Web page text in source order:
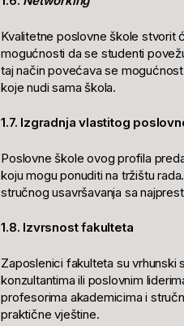
Kvalitetne poslovne škole stvorit
mogućnosti da se studenti
taj način povećava se
koje nudi sama škola.
1.7. Izgradnja vlastitog
Poslovne škole ovog profila
koju mogu ponuditi na tržištu
stručnog usavršavanja sa
1.8. Izvrsnost fakulteta
Zaposlenici fakulteta su vrhunski
konzultantima ili poslovnim
profesorima akademicima i
praktične vještine.